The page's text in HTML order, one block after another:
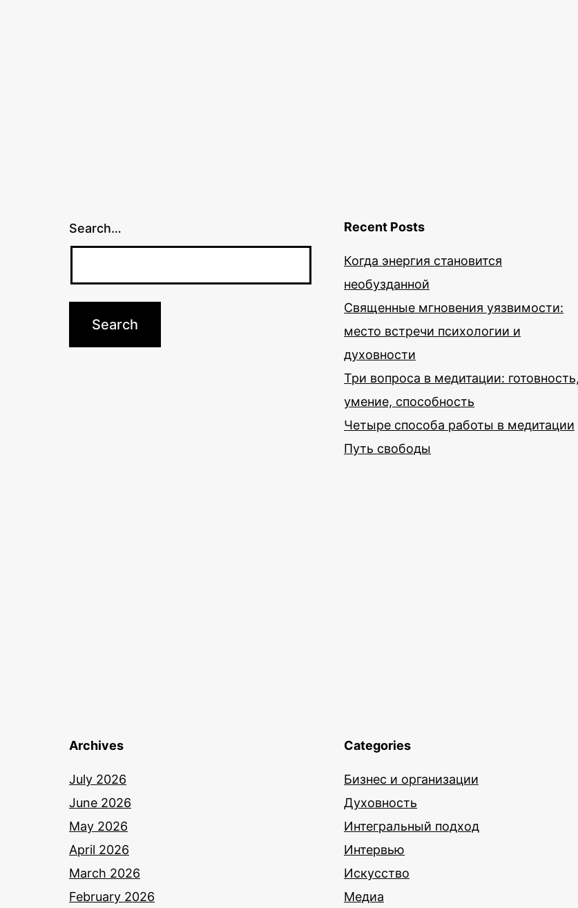
Search… Recent Posts
Когда энергия становится
необузданной
Священные мгновения уязвимости:
место встречи психологии и
духовности
Три вопроса в медитации: готовность,
умение, способность
Четыре способа работы в медитации
Путь свободы
Archives
July 2026
June 2026
May 2026
April 2026
March 2026
February 2026
Categories
Бизнес и организации
Духовность
Интегральный подход
Интервью
Искусство
Медиа